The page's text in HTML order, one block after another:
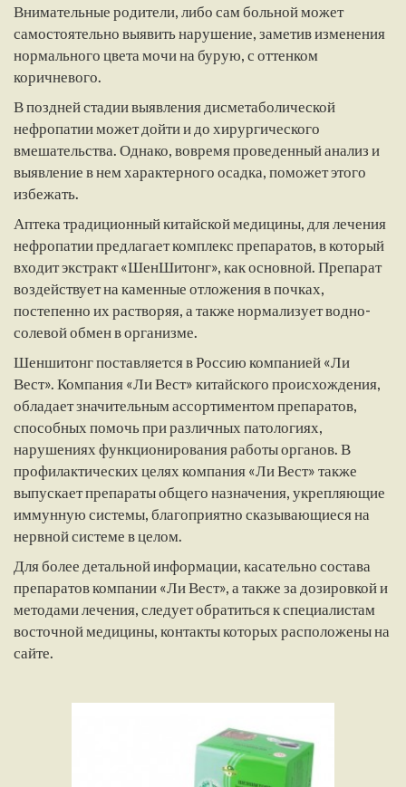
Внимательные родители, либо сам больной может
самостоятельно выявить нарушение, заметив изменения
нормального цвета мочи на бурую, с оттенком
коричневого.
В поздней стадии выявления дисметаболической
нефропатии может дойти и до хирургического
вмешательства. Однако, вовремя проведенный анализ и
выявление в нем характерного осадка, поможет этого
избежать.
Аптека традиционный китайской медицины, для лечения
нефропатии предлагает комплекс препаратов, в который
входит экстракт «ШенШитонг», как основной. Препарат
воздействует на каменные отложения в почках,
постепенно их растворяя, а также нормализует водно-
солевой обмен в организме.
Шеншитонг поставляется в Россию компанией «Ли
Вест». Компания «Ли Вест» китайского происхождения,
обладает значительным ассортиментом препаратов,
способных помочь при различных патологиях,
нарушениях функционирования работы органов. В
профилактических целях компания «Ли Вест» также
выпускает препараты общего назначения, укрепляющие
иммунную системы, благоприятно сказывающиеся на
нервной системе в целом.
Для более детальной информации, касательно состава
препаратов компании «Ли Вест», а также за дозировкой и
методами лечения, следует обратиться к специалистам
восточной медицины, контакты которых расположены на
сайте.